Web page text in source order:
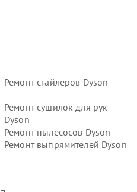
Ремонт стайлеров Dyson
Ремонт сушилок для рук
Dyson
Ремонт пылесосов Dyson
Ремонт выпрямителей Dyson